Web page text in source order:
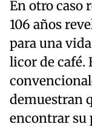
En otro caso
106 años
para una
licor de café.
demuestran
encontrar su